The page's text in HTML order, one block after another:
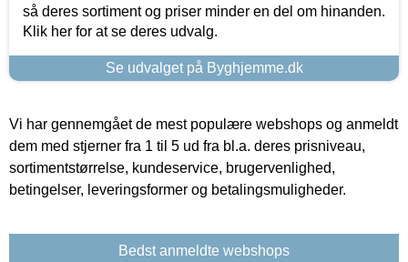
så deres sortiment og priser minder en del om hinanden.
Klik her for at se deres udvalg.
Se udvalget på Byghjemme.dk
Vi har gennemgået de mest populære webshops og anmeldt
dem med stjerner fra 1 til 5 ud fra bl.a. deres prisniveau,
sortimentstørrelse, kundeservice, brugervenlighed,
betingelser, leveringsformer og betalingsmuligheder.
Bedst anmeldte webshops